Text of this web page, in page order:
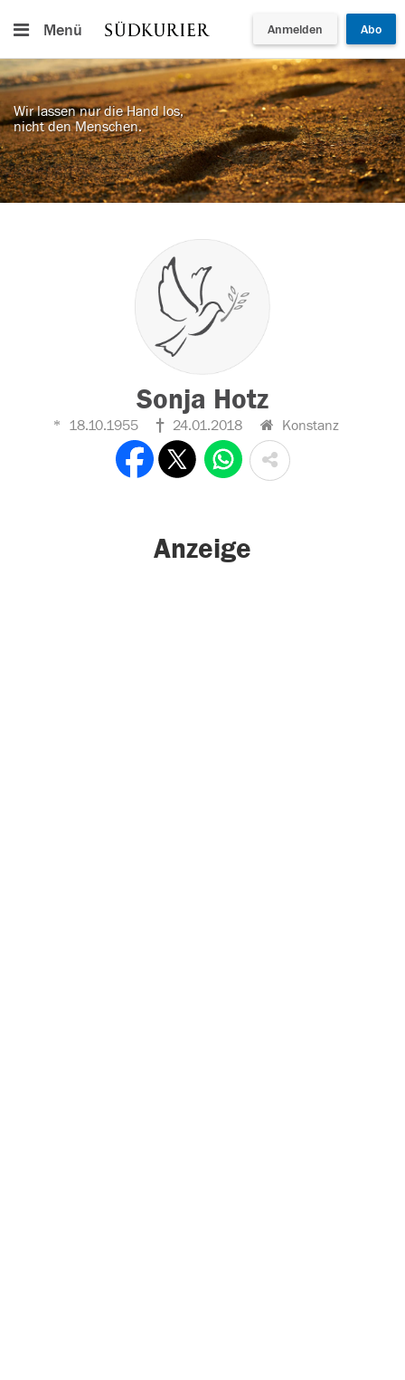
Menü Anmelden Abo
Wir lassen nur die Hand los,
nicht den Menschen.
Sonja Hotz
18.10.1955 24.01.2018 Konstanz
Anzeige